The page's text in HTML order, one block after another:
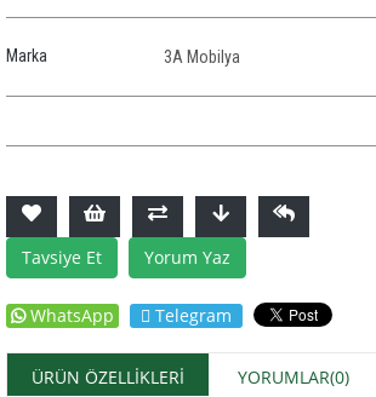
Marka 3A Mobilya
Tavsiye Et Yorum Yaz
WhatsApp Telegram
ÜRÜN ÖZELLIKLERI YORUMLAR(0)